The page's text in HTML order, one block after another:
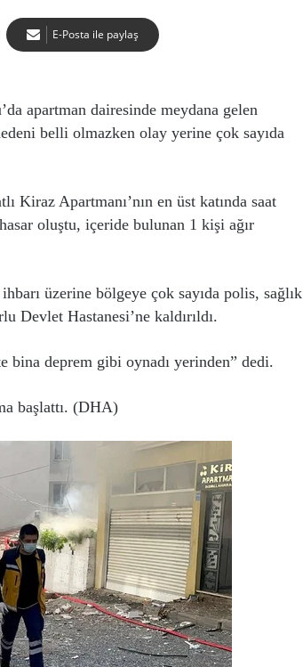
E-Posta ile paylaş
apartman dairesinde meydana gelen
belli olmazken olay yerine çok sayıda
Kiraz Apartmanı’nın en üst katında saat
oluştu, içeride bulunan 1 kişi ağır
üzerine bölgeye çok sayıda polis, sağlık
Devlet Hastanesi’ne kaldırıldı.
deprem gibi oynadı yerinden” dedi.
başlattı. (DHA)